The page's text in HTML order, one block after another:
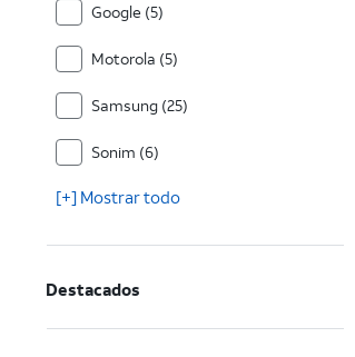
Google (5)
Motorola (5)
Samsung (25)
Sonim (6)
[+] Mostrar todo
Destacados